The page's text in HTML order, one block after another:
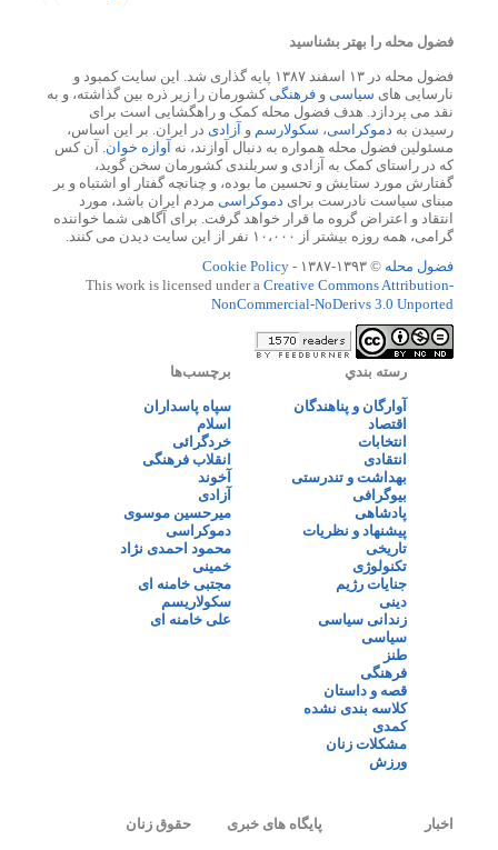
فضول محله را بهتر بشناسید
فضول محله در ۱۳ اسفند ۱۳۸۷ پایه گذاری شد. این سایت کمبود و
نارسایی های سیاسی و فرهنگیکشورمان را زیر ذره بین گذاشته، و به
نقد می پردازد. هدف فضول محله کمک و راهگشایی است برای
رسیدن به دموکراسی، سکولارسم و آزادی در ایران. بر این اساس،
مسئولین فضول محله همواره به دنبال آوازند، نه آوازه خوان. آن کس
که در راستای کمک به آزادی و سربلندی کشورمان سخن گوید،
گفتارش مورد ستایش و تحسین ما بوده، و چنانچه گفتار او اشتباه و بر
مبنای سیاست نادرست برای دموکراسی مردم ایران باشد، مورد
انتقاد و اعتراض گروه ما قرار خواهد گرفت. برای آگاهی شما خواننده
گرامی، همه روزه بیشتر از ۱۰،۰۰۰ نفر از این سایت دیدن می کنند.
فضول محله © ۱۳۹۳-۱۳۸۷ -
Cookie Policy
This work is licensed under a Creative Commons Attribution-
NonCommercial-NoDerivs 3.0 Unported
رسته بندي
آوارگان و پناهندگان
اقتصاد
انتخابات
انتقادی
بهداشت و تندرستی
بیوگرافی
پادشاهی
پیشنهاد و نظریات
تاریخی
تکنولوژی
جنایات رژیم
دینی
زندانی سیاسی
سیاسی
طنز
فرهنگی
قصه و داستان
کلاسه بندی نشده
کمدی
مشکلات زنان
ورزش
برچسب‌ها
سپاه پاسداران
اسلام
خردگرائی
انقلاب فرهنگی
آخوند
آزادی
میرحسین موسوی
دموکراسی
محمود احمدی نژاد
خمینی
مجتبی خامنه ای
سکولاریسم
علی خامنه ای
اخبار پایگاه های خبری حقوق زنان